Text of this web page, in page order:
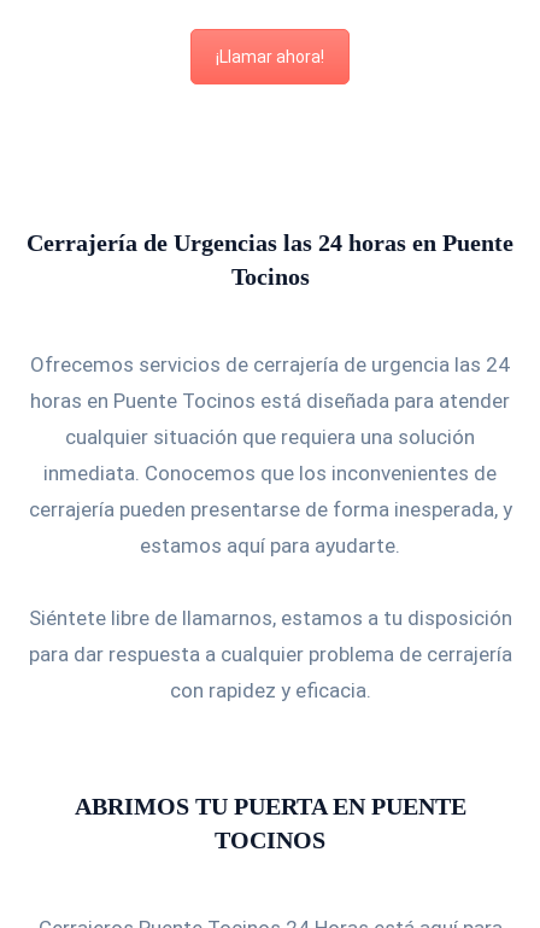
¡Llamar ahora!
Cerrajería de Urgencias las 24 horas en Puente
Tocinos
Ofrecemos servicios de cerrajería de urgencia las 24
horas en Puente Tocinos está diseñada para atender
cualquier situación que requiera una solución
inmediata. Conocemos que los inconvenientes de
cerrajería pueden presentarse de forma inesperada, y
estamos aquí para ayudarte.
Siéntete libre de llamarnos, estamos a tu disposición
para dar respuesta a cualquier problema de cerrajería
con rapidez y eficacia.
ABRIMOS TU PUERTA EN PUENTE
TOCINOS